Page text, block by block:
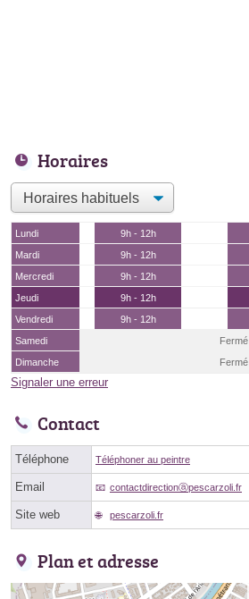
Horaires
Lundi 9h - 12h
Mardi
9h - 12h
Mercredi
9h - 12h
Jeudi
9h - 12h
Vendredi
9h - 12h
Samedi
Fermé
Dimanche
Fermé
Signaler une erreur
Contact
Téléphone Téléphoner au peintre
Email contactdirectionⓐpescarzoli.fr
Site web pescarzoli.fr
Plan et adresse